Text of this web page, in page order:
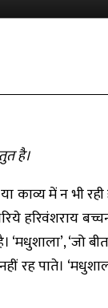
है।
काव्य में न भी रही
हरिवंशराय
‘जो बीत
रह पाते।